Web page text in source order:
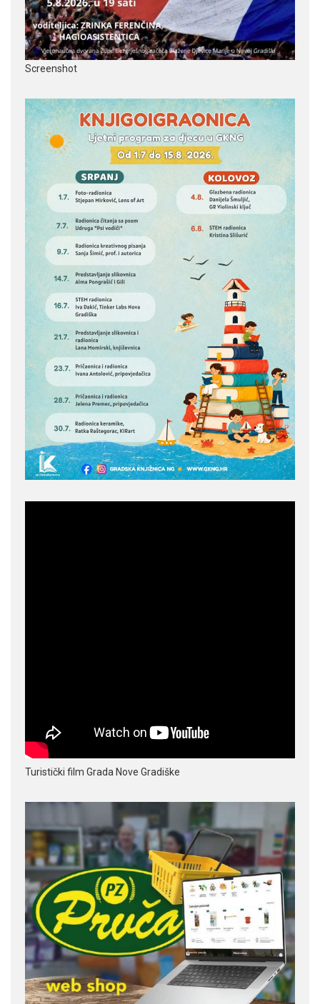
Screenshot
Turistički film Grada Nove Gradiške